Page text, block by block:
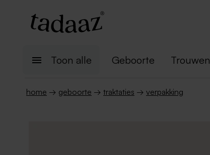
Toon alle Geboorte Trouwen
home → geboorte → traktaties → verpakking